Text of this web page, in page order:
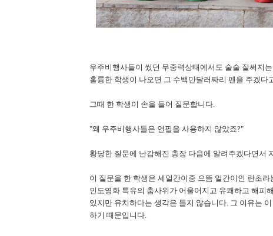
우주비행사들이 썼던 무중력상태에서도 술술 잘써지
훌륭한 학생이 나오면 그 수백만달러짜리 펜을 주겠다
그때 한 학생이 손을 들어 질문합니다.
"왜 우주비행사들은 연필을 사용하지 않았죠?"
황당한 질문에 난감해진 총장 다음에 알려주겠다면서
이 질문을 한 학생은 세얼간이중 으뜸 얼간이인 란초
인도영화 특유의 춤사위가 어울어지고 유쾌하고 해피
있지만 유치하다는 생각은 들지 않습니다. 그 이유는
하기 때문입니다.